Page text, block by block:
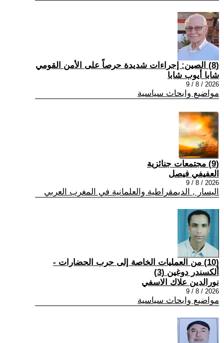
(8) الصين: إجراءات شديدة حرصاً على الأمن القومي
شابا أيوب شابا
2026 / 8 / 9
مواضيع وابحاث سياسية
(9) مجتمعات جنائزية
العفيفي فيصل
2026 / 8 / 9
اليسار , الديمقراطية والعلمانية في المغرب العربي
(10) من العمليات الخاصة إلى حرب الحضارات -
ألكسندر دوغين (3)
نورالدين علاك الاسفي
2026 / 8 / 9
مواضيع وابحاث سياسية